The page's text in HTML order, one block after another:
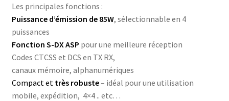
Les principales fonctions :
Puissance d’émission de 85W, sélectionnable en 4
puissances
Fonction S-DX ASP pour une meilleure réception
Codes CTCSS et DCS en TX RX,
canaux mémoire, alphanumériques
Compact et très robuste– idéal pour une utilisation
mobile, expédition, 4×4 .. etc…